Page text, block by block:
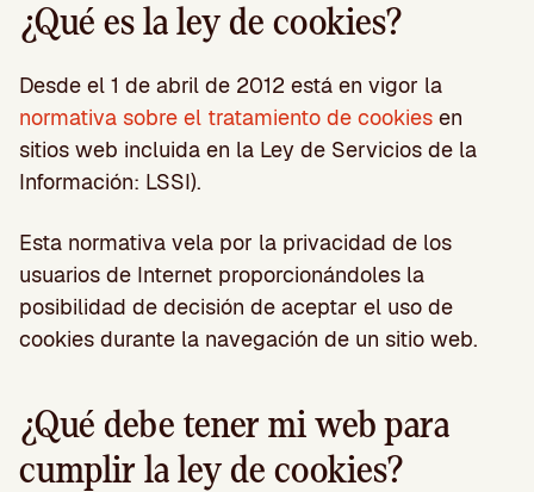
¿Qué es la ley de cookies?
Desde el 1 de abril de 2012 está en vigor la
normativa sobre el tratamiento de cookies en
sitios web incluida en la Ley de Servicios de la
Información: LSSI).
Esta normativa vela por la privacidad de los
usuarios de Internet proporcionándoles la
posibilidad de decisión de aceptar el uso de
cookies durante la navegación de un sitio web.
¿Qué debe tener mi web para
cumplir la ley de cookies?